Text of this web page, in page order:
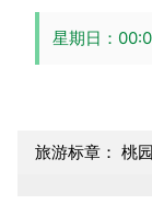
星期日：
旅游标章： 桃